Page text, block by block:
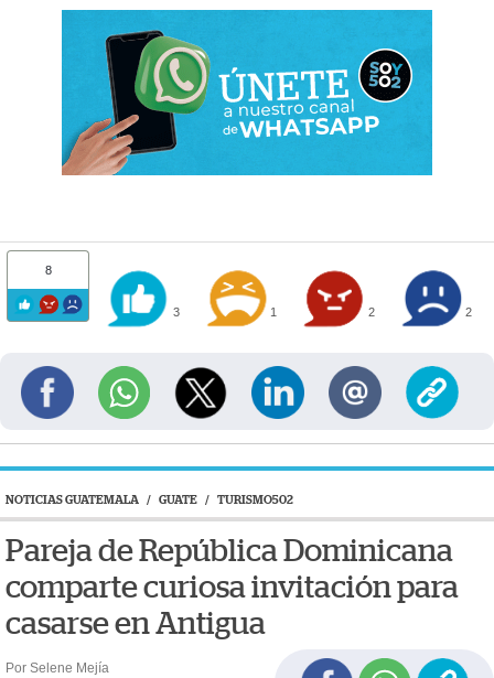
8
3 1 2 2
NOTICIAS GUATEMALA / GUATE / TURISMO502
Pareja de República Dominicana
comparte curiosa invitación para
casarse en Antigua
Por Selene Mejía